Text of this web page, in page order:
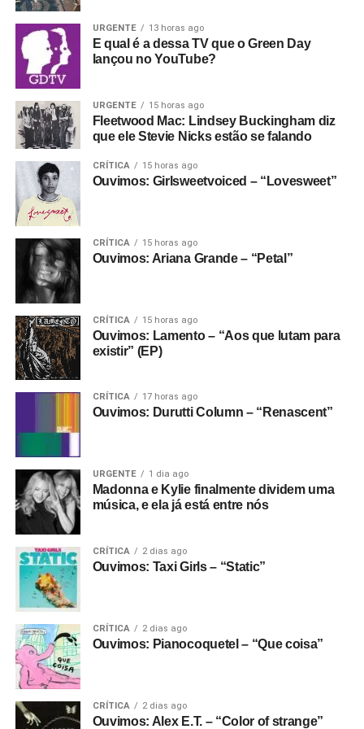
Fantasma funcionando todo dia.
E se ainda não assinou, dá tempo:
assine a
newslettere receba nossos posts direto no e-
mail.
No meio da porradaria crusty, vale citar os vocais
femininos (a vocalista é Helô Knup) e a preocupação da
banda em fazer melodias bonitas e pesadas, e criar um
ambiente sonoro que permita que as letras sejam quase
100% entendidas sem encarte. Ouça hoje mesmo.
Gostou do texto? Seu apoio mantém o Pop
Fantasma funcionando todo dia.
E se ainda não assinou, dá tempo:
newsletter
mail.
URGENTE 13 horas ago
E qual é a dessa TV que o Green Day
lançou no YouTube?
URGENTE 15 horas ago
Fleetwood Mac: Lindsey Buckingham diz
que ele Stevie Nicks estão se falando
CRÍTICA 15 horas ago
Ouvimos: Girlsweetvoiced – “Lovesweet”
CRÍTICA 15 horas ago
Ouvimos: Ariana Grande – “Petal”
CRÍTICA 15 horas ago
Ouvimos: Lamento – “Aos que lutam para
existir” (EP)
CRÍTICA 17 horas ago
Ouvimos: Durutti Column – “Renascent”
URGENTE 1 dia ago
Madonna e Kylie finalmente dividem uma
música, e ela já está entre nós
CRÍTICA 2 dias ago
Ouvimos: Taxi Girls – “Static”
CRÍTICA 2 dias ago
Ouvimos: Pianocoquetel – “Que coisa”
CRÍTICA 2 dias ago
Ouvimos: Alex E.T. – “Color of strange”